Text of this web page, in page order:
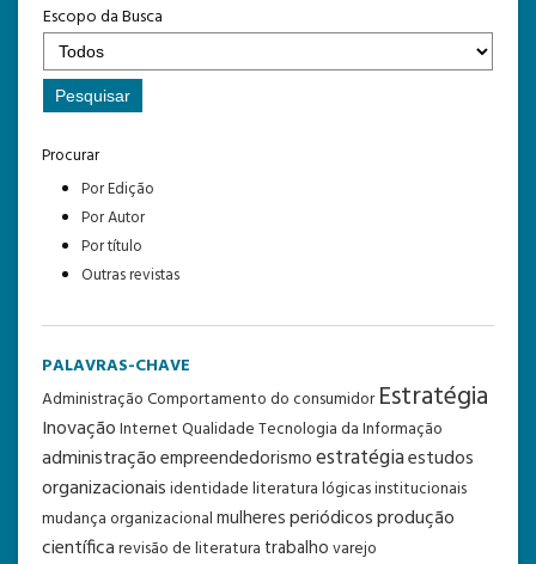
Escopo da Busca
Procurar
Por Edição
Por Autor
Por título
Outras revistas
PALAVRAS-CHAVE
AdministraçãoComportamento do consumidor Estratégia
InovaçãoInternetQualidadeTecnologia da Informação
administraçãoempreendedorismoestratégiaestudos
organizacionaisidentidadeliteraturalógicas institucionais
mudança organizacionalmulheresperiódicosprodução
científicarevisão de literatura trabalhovarejo